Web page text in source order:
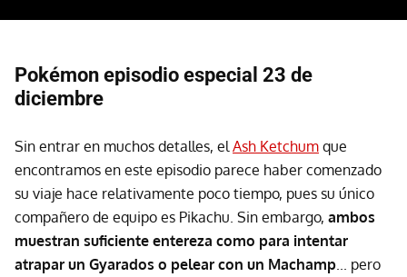
Pokémon episodio especial 23 de
diciembre
Sin entrar en muchos detalles, el Ash Ketchum que
encontramos en este episodio parece haber comenzado
su viaje hace relativamente poco tiempo, pues su único
compañero de equipo es Pikachu. Sin embargo, ambos
muestran suficiente entereza como para intentar
atrapar un Gyarados o pelear con un Machamp ... pero